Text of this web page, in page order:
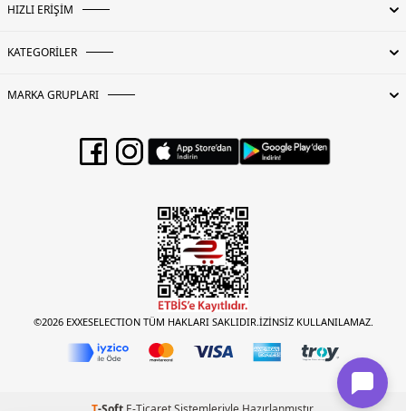
HIZLI ERİŞİM
KATEGORİLER
MARKA GRUPLARI
©2026 EXXESELECTION TÜM HAKLARI SAKLIDIR.İZİNSİZ KULLANILAMAZ.